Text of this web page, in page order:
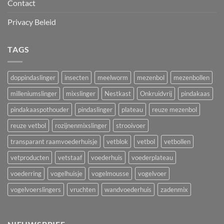
Contact
Privacy Beleid
TAGS
doppindaslinger insecten meelworm mezenbol
mezenbollen
milleniumslinger
mixslinger Nestkast Onkruidvrij
pindakaas
pindakaaspothouder
pindaslinger plateau
reuze mezenbol
reuze vetbol
rozijnenmixslinger
strooivoer
transparant raamvoederhuisje
vetblok vetbol
vetbollen
vetproducten
vetstaaf voederhuis
voederplateau
voederring
vogelhuisje vogelmousse
vogelvoer
vogelvoerslingers
vruchten wandvoederhuis zadenmix